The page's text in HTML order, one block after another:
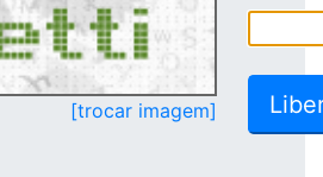
[trocar imagem]